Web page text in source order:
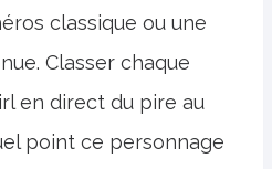
classique ou une
Classer chaque
en direct du pire au
point ce personnage